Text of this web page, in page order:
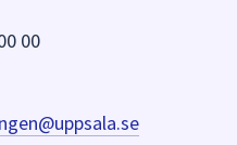
00